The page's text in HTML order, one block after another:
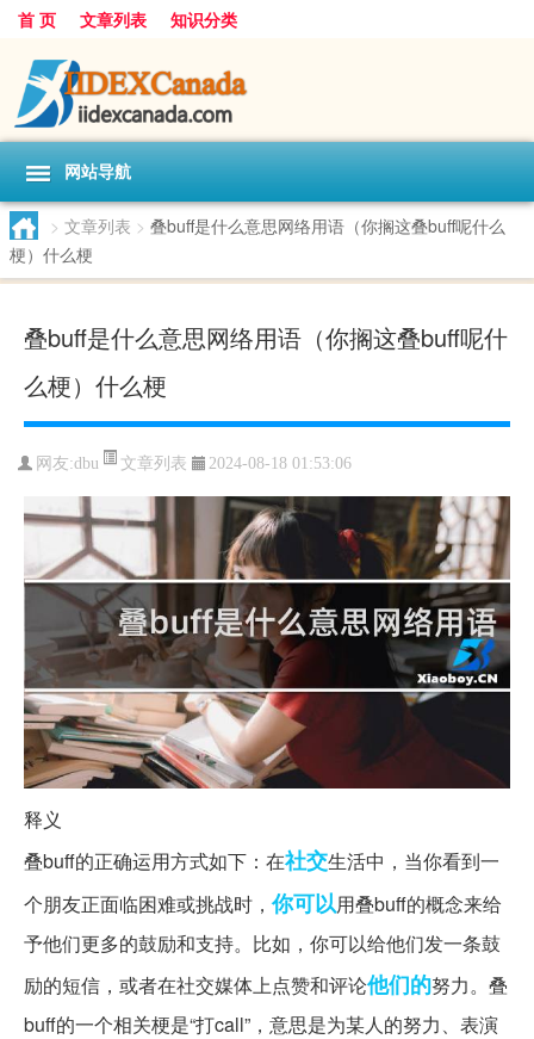
首 页 文章列表 知识分类
网站导航
> 文章列表 > 叠buff是什么意思网络用语（你搁这叠buff呢什么
梗）什么梗
叠buff是什么意思网络用语（你搁这叠buff呢什
么梗）什么梗
网友:dbu 文章列表 2024-08-18 01:53:06
释义
叠buff的正确运用方式如下：在社交生活中，当你看到一
个朋友正面临困难或挑战时，你可以用叠buff的概念来给
予他们更多的鼓励和支持。比如，你可以给他们发一条鼓
励的短信，或者在社交媒体上点赞和评论他们的努力。叠
buff的一个相关梗是“打call”，意思是为某人的努力、表演